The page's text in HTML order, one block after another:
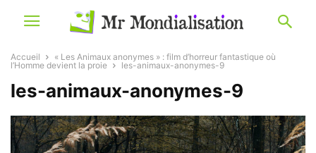
Accueil
« Les Animaux anonymes » : film d’horreur fantastique où
l’Homme devient la proie
les-animaux-anonymes-9
les-animaux-anonymes-9